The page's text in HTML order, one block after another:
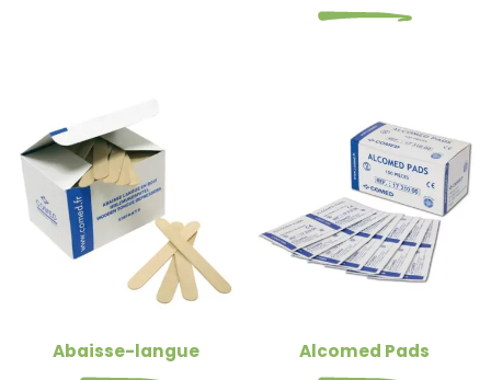
Abaisse-langue Alcomed Pads